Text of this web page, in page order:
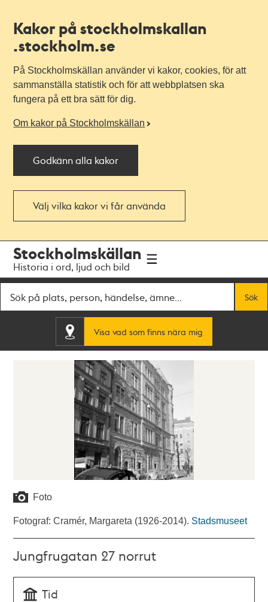
Kakor på stockholmskallan
.stockholm.se
På Stockholmskällan använder vi kakor, cookies, för att
sammanställa statistik och för att webbplatsen ska
fungera på ett bra sätt för dig.
Om kakor på Stockholmskällan
Godkänn alla kakor
Välj vilka kakor vi får använda
navigationen
huvudinnehållet
Stockholmskällan
Historia i ord, ljud och bild
Sök
Visa vad som finns nära mig
Foto
Fotograf: Cramér, Margareta (1926-2014). Stadsmuseet
Jungfrugatan 27 norrut
Tid